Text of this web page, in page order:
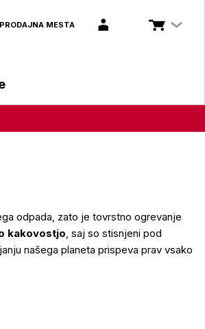
PRODAJNA MESTA
odpada, zato je tovrstno ogrevanje
kakovostjo, saj so stisnjeni pod
našega planeta prispeva prav vsako